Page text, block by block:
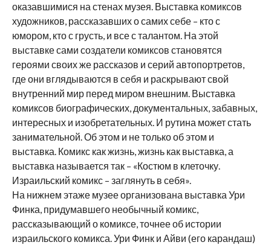
оказавшимися на стенах музея. Выставка комиксов
художников, рассказавших о самих себе – кто с
юмором, кто с грусть, и все с талантом. На этой
выставке сами создатели комиксов становятся
героями своих же рассказов и серий автопортретов,
где они вглядываются в себя и раскрывают свой
внутренний мир перед миром внешним. Выставка
комиксов биографических, документальных, забавных,
интересных и изобретательных. И рутина может стать
занимательной. Об этом и не только об этом и
выставка. Комикс как жизнь, жизнь как выставка, а
выставка называется так – «Костюм в клеточку.
Израильский комикс – заглянуть в себя».
На нижнем этаже музее организована выставка Ури
Финка, придумавшего необычный комикс,
рассказывающий о комиксе, точнее об истории
израильского комикса. Ури Финк и Айви (его карандаш)